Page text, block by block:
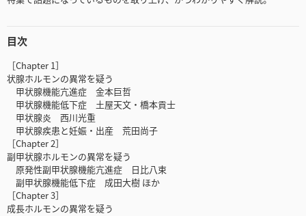
目次
［Chapter 1］
状腺ホルモンの異常を疑う
甲状腺機能亢進症 金本巨哲
甲状腺機能低下症 土屋天文・橋本貢士
甲状腺炎 西川光重
甲状腺疾患と妊娠・出産 荒田尚子
［Chapter 2］
副甲状腺ホルモンの異常を疑う
原発性副甲状腺機能亢進症 日比八束
副甲状腺機能低下症 成田大樹 ほか
［Chapter 3］
成長ホルモンの異常を疑う